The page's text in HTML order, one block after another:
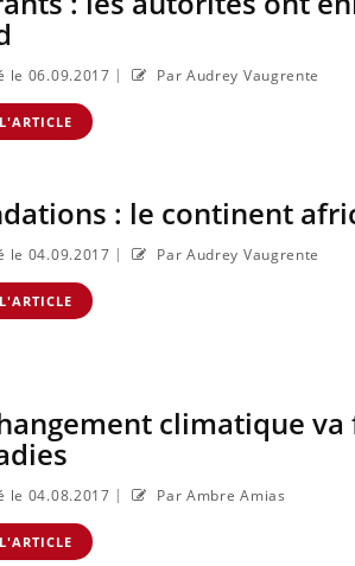
le 06.09.2017 | Par Audrey Vaugrente
: le continent
le 04.09.2017 | Par Audrey Vaugrente
climatique
le 04.08.2017 | Par Ambre Amias
...
carence en fer sont multiples